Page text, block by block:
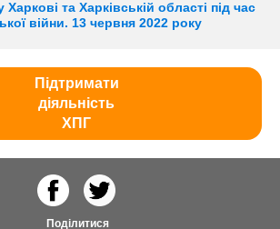
Харкові та Харківській області під час
війни. 13 червня 2022 року
Підтримати
діяльність
ХПГ
Поділитися